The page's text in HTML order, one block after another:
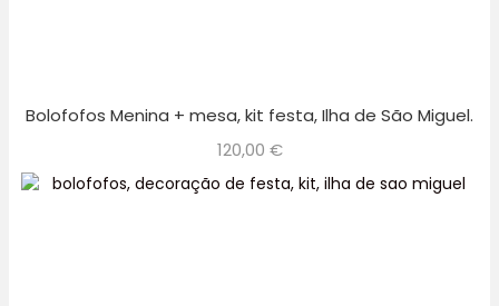
Bolofofos Menina + mesa, kit festa, Ilha de São Miguel.
120,00 €